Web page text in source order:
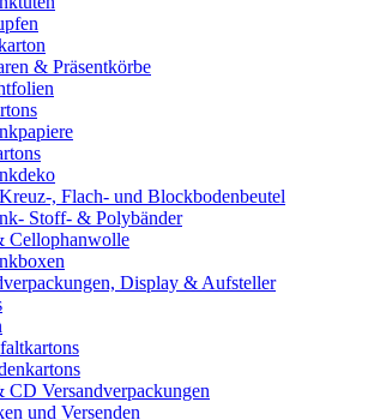
& Präsentkörbe
, Flach- und Blockbodenbeutel
Stoff- & Polybänder
Cellophanwolle
Display & Aufsteller
Versandverpackungen
und Versenden